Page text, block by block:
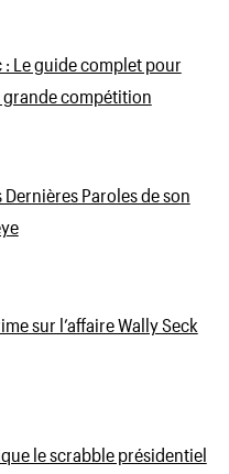
: Le guide complet pour
compétition
Dernières Paroles de son
sur l’affaire Wally Seck
le scrabble présidentiel